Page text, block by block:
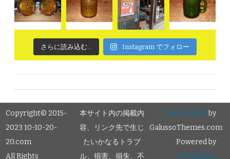
さらに読み込む... Instagram でフォロー
Copyright© 2015-
2023 10-10-20-
20.com
All Rights
本サイト内の掲載内
容、リンク先で生じ
たいかなるトラブ
ル、損害、損失、不
ZeroGravityby
GalussoThemes.com
Powered by
WordPress